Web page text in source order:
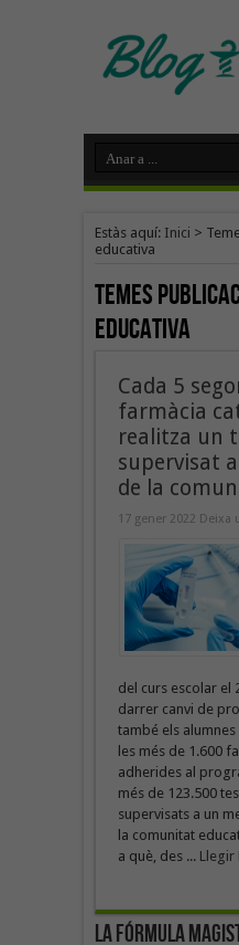
Estàs aquí: Inici >
educativa
Temes
educativa
Cada 5
farmàcia
realitza un
supervisat
de la
17 gener 2022 Deixa
del curs escolar el
darrer canvi de
també els alumnes
les més de 1.600
adherides al
més de 123.500
supervisats a un
la comunitat
a què, des ... Llegir
La fórmula